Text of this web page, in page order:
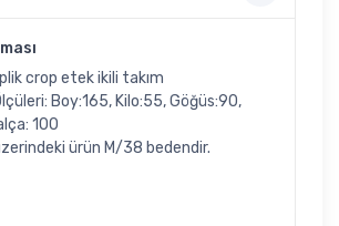
crop etek ikili takım
Boy:165, Kilo:55, Göğüs:90,
100
ürün M/38 bedendir.